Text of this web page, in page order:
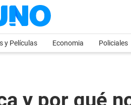
y Películas Economia Policiales
y por qué